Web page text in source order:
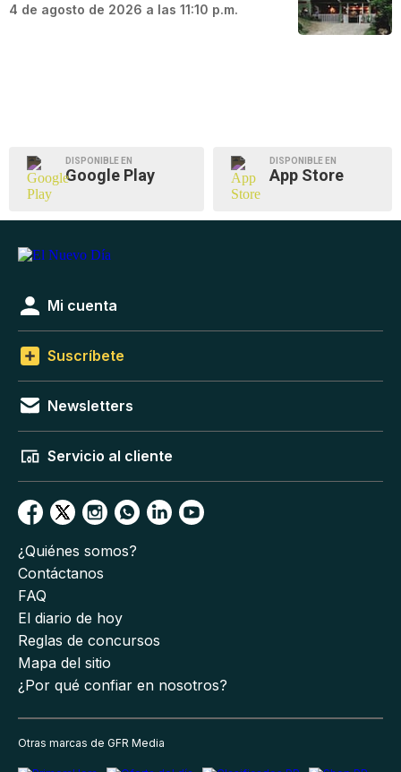
4 de agosto de 2026 a las 11:10 p.m.
DISPONIBLE EN
Google Play
DISPONIBLE EN
App Store
Mi cuenta
Suscríbete
Newsletters
Servicio al cliente
¿Quiénes somos?
Contáctanos
FAQ
El diario de hoy
Reglas de concursos
Mapa del sitio
¿Por qué confiar en nosotros?
Otras marcas de GFR Media